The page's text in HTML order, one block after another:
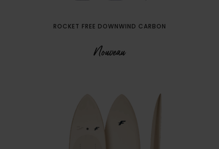
ROCKET FREE DOWNWIND CARBON
Nouveau